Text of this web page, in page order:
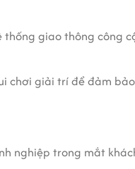
giao thông công
chơi giải trí để đảm
nghiệp trong mắt